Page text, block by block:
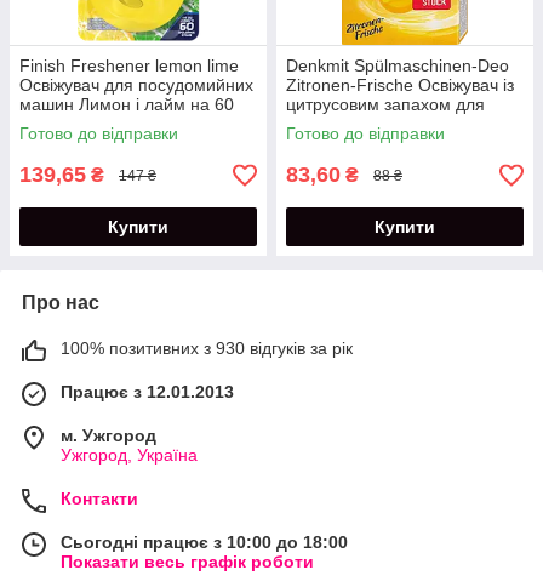
Finish Freshener lemon lime
Освіжувач для посудомийних
машин Лимон і лайм на 60
циклів 1 шт.
Готово до відправки
139,65 ₴ 147 ₴
Купити
Denkmit Spülmaschinen-Deo
Zitronen-Frische Освіжувач із
цитрусовим запахом для
посудомийних машин
Готово до відправки
83,60 ₴ 88 ₴
Купити
Про нас
100% позитивних з 930 відгуків за рік
Працює з 12.01.2013
м. Ужгород
Ужгород, Україна
Контакти
Сьогодні працює з 10:00 до 18:00
Показати весь графік роботи